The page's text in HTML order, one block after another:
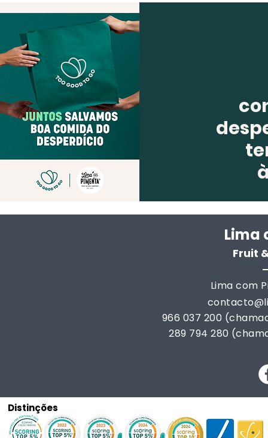
Lima
Fruit
Lima com
966 037 200
289 794 280
Distinções